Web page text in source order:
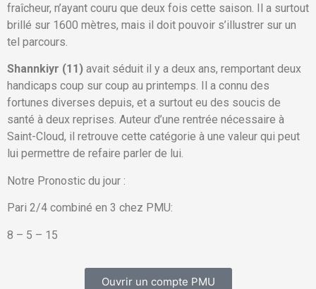
fraîcheur, n’ayant couru que deux fois cette saison. Il a surtout
brillé sur 1600 mètres, mais il doit pouvoir s’illustrer sur un
tel parcours.
Shannkiyr (11) avait séduit il y a deux ans, remportant deux
handicaps coup sur coup au printemps. Il a connu des
fortunes diverses depuis, et a surtout eu des soucis de
santé à deux reprises. Auteur d’une rentrée nécessaire à
Saint-Cloud, il retrouve cette catégorie à une valeur qui peut
lui permettre de refaire parler de lui.
Notre Pronostic du jour :
Pari 2/4 combiné en 3 chez PMU:
8 – 5 – 15
Ouvrir un compte PMU